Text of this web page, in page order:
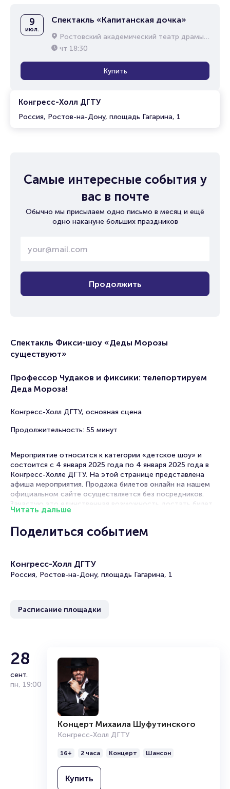
Конгресс-Холл ДГТУ
Россия, Ростов-на-Дону, площадь Гагарина, 1
9
июл.
Спектакль «Капитанская дочка»
Ростовский академический театр драмы им. М.Горького
чт 18:30
Купить
Самые интересные события у
вас в почте
Обычно мы присылаем одно письмо в месяц и ещё
одно накануне больших праздников
Продолжить
Спектакль Фикси-шоу «Деды Морозы
существуют»
Профессор Чудаков и фиксики: телепортируем
Деда Мороза!
Конгресс-Холл ДГТУ, основная сцена
Продолжительность: 55 минут
Мероприятие относится к категории «детское шоу» и
состоится с 4 января 2025 года по 4 января 2025 года в
Конгресс-Холле ДГТУ. На этой странице представлена
афиша мероприятия. Продажа билетов онлайн на нашем
официальном сайте осуществляется без посредников.
Зачастую это единственная возможность достать билет
на детское шоу.
Билеты на спектакль Фикси-шоу «Деды Морозы
Portalbilet – удобный и надежный сервис для покупки и
продажи билетов на мероприятия разного формата.
ваше имя занимает не более двух минут. Билеты на Фикси-
шоу «Деды Морозы существуют» пользуются большой
Полезные ссылки
Подробнее о том, как вернуть, сдать или продать билет
читайте в разделах:
Продать билет
Организаторам
Читать дальше
Поделиться событием
Конгресс-Холл ДГТУ
Россия, Ростов-на-Дону, площадь Гагарина, 1
Расписание площадки
28
сент.
пн, 19:00
Концерт Михаила Шуфутинского
Конгресс-Холл ДГТУ
16+ 2 часа Концерт Шансон
Купить